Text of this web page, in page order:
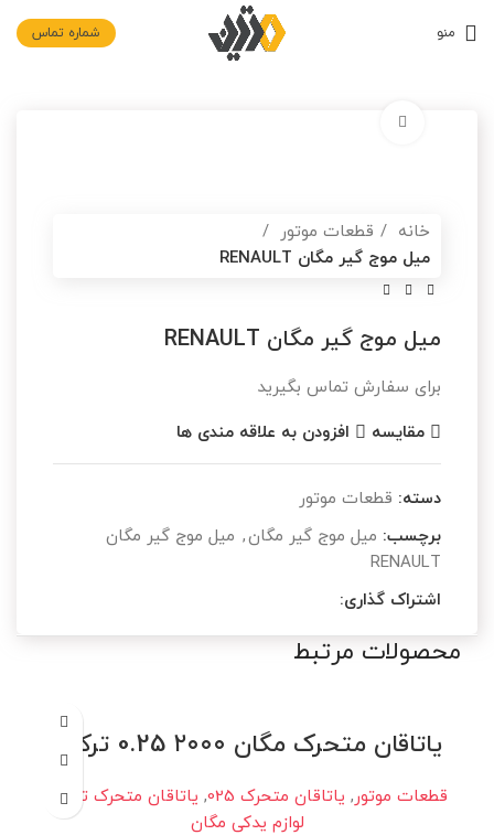
منو شماره تماس
خانه
قطعات موتور
میل موج گیر مگان RENAULT
میل موج گیر مگان RENAULT
برای سفارش تماس بگیرید
مقایسه
افزودن به علاقه مندی ها
دسته: قطعات موتور
برچسب: میل موج گیر مگان, میل موج گیر مگان
RENAULT
اشتراک گذاری:
محصولات مرتبط
یاتاقان متحرک مگان ۲۰۰۰ 0.25 ترکیه
قطعات موتور, یاتاقان متحرک 025 , یاتاقان متحرک ترکیه
لوازم یدکی مگان